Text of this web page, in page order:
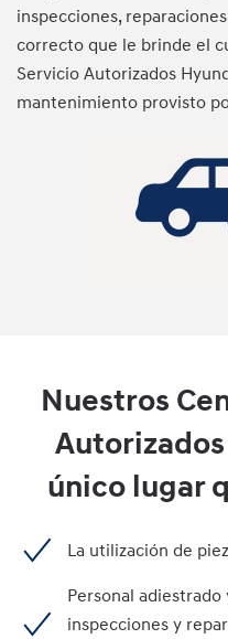
inspecciones,
correcto que le brinde el
Servicio Autorizados
mantenimiento provisto
Nuestros
único lugar
La utilización de
Personal
inspecciones y